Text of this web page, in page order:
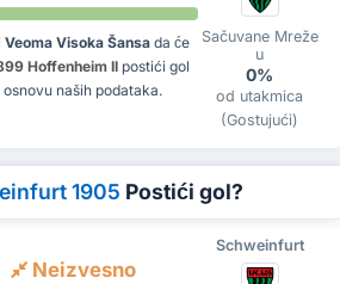
Veoma Visoka Šansa da će
Hoffenheim II postići gol
osnovu naših podataka.
Sačuvane Mreže
u
0%
od utakmica
(Gostujući)
1905 Postići gol?
Schweinfurt
Neizvesno